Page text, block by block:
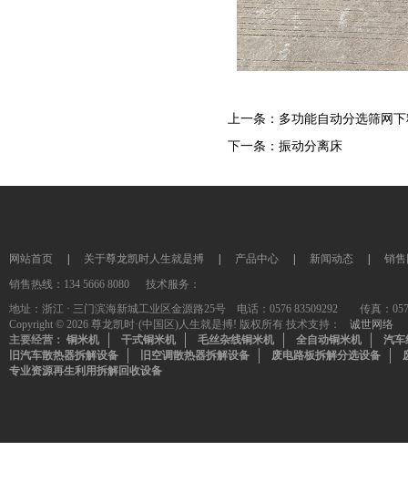
上一条： 多功能自动分选筛网
下一条： 振动分离床
网站首页 关于尊龙凯时人生就是搏 产品中心 新闻动态
销
销售热线：134 5666 8080 技术服务：
地址：浙江 · 三门滨海新城工业区金源路25号 电话：0576 83509292 传真：
Copyright © 2026 尊龙凯时·(中国区)人生就是搏! 版权所有 技术支持：
诚世网络
主要经营： 铜米机 干式铜米机 毛丝杂线铜米机 全自动铜米机
汽车
旧汽车散热器拆解设备
旧空调散热器拆解设备 废电路板拆解分选设备
专业资源再生利用拆解回收设备